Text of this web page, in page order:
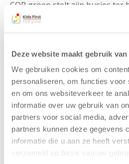
Deze website maakt gebruik
We gebruiken cookies om
personaliseren, om functies voor
en om ons websiteverkeer te
informatie over uw gebruik van
partners voor social media,
partners kunnen deze gegevens
informatie die u aan ze heeft
verzameld op basis van uw
COP groep stelt zijn busjes ter
spelers van de korfbalteams
minder dan vroeger. Sport- en
onderdeel van kinderopvang
de kinderen leuker en meer
gezondheid. Kids First COP
kinderen, mede door deze
om meer te gaan sporten.
Gerelateerde